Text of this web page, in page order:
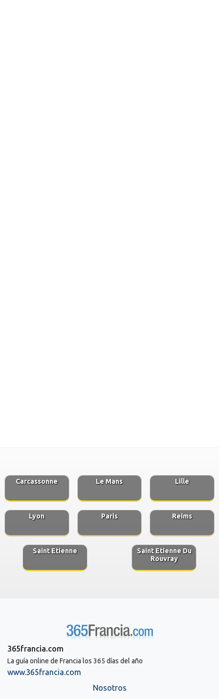
Carcassonne Le Mans Lille
Lyon Paris Reims
Saint Etienne
Saint Etienne Du
Rouvray
365francia.com
La guía online de Francia los 365 días del año
www.365francia.com
Nosotros